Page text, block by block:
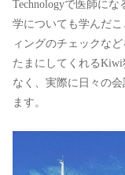
Technologyで医師に
学についても学んだ
ィングのチェックな
たまにしてくれる
なく、実際に日々の
ます。